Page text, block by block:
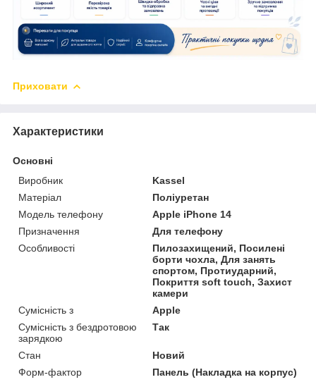
Приховати
Характеристики
Основні
Виробник
Kassel
Матеріал
Поліуретан
Модель телефону
Apple iPhone 14
Призначення
Для телефону
Особливості
Пилозахищений, Посилені
борти чохла, Для занять
спортом, Протиударний,
Покриття soft touch, Захист
камери
Сумісність з
Apple
Сумісність з бездротовою
зарядкою
Так
Стан
Новий
Форм-фактор
Панель (Накладка на корпус)